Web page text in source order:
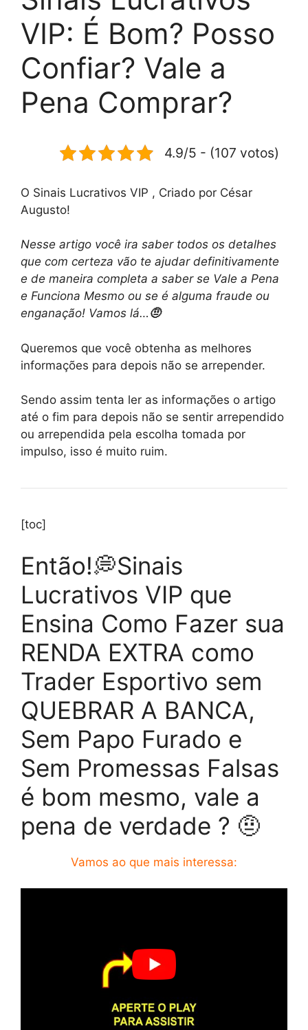
VIP: É Bom? Posso
Confiar? Vale a
Pena Comprar?
4.9/5 - (107 votos)
O Sinais Lucrativos VIP , Criado por César
Augusto!
Nesse artigo você ira saber todos os detalhes
que com certeza vão te ajudar definitivamente
e de maneira completa a saber se Vale a Pena
e Funciona Mesmo ou se é alguma fraude ou
enganação! Vamos lá… 🤨
Queremos que você obtenha as melhores
informações para depois não se arrepender.
Sendo assim tenta ler as informações o artigo
até o fim para depois não se sentir arrependido
ou arrependida pela escolha tomada por
impulso, isso é muito ruim.
[toc]
Então!💭Sinais
Lucrativos VIP que
Ensina Como Fazer sua
RENDA EXTRA como
Trader Esportivo sem
QUEBRAR A BANCA,
Sem Papo Furado e
Sem Promessas Falsas
é bom mesmo, vale a
pena de verdade ? 🤨
Vamos ao que mais interessa: